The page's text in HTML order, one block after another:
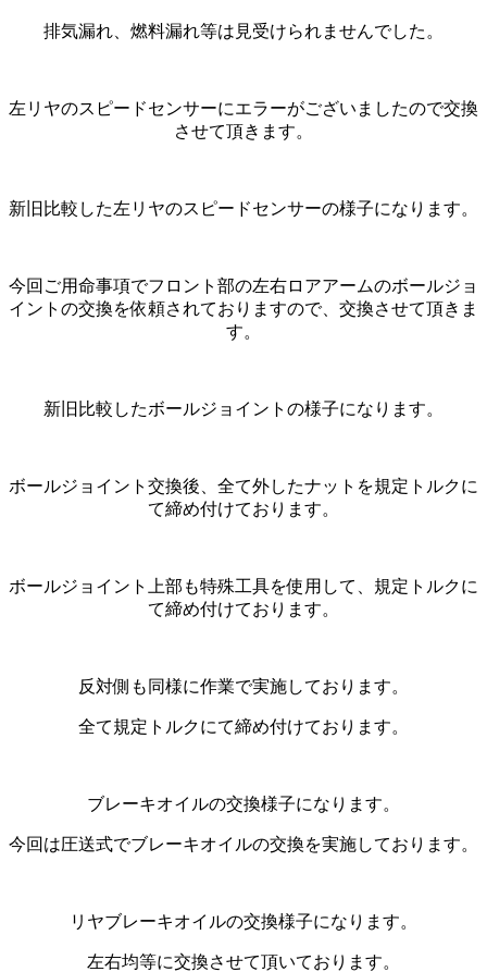
排気漏れ、燃料漏れ等は見受けられませんでした。
左リヤのスピードセンサーにエラーがございましたので交換
させて頂きます。
新旧比較した左リヤのスピードセンサーの様子になります。
今回ご用命事項でフロント部の左右ロアアームのボールジョ
イントの交換を依頼されておりますので、交換させて頂きま
す。
新旧比較したボールジョイントの様子になります。
ボールジョイント交換後、全て外したナットを規定トルクに
て締め付けております。
ボールジョイント上部も特殊工具を使用して、規定トルクに
て締め付けております。
反対側も同様に作業で実施しております。
全て規定トルクにて締め付けております。
ブレーキオイルの交換様子になります。
今回は圧送式でブレーキオイルの交換を実施しております。
リヤブレーキオイルの交換様子になります。
左右均等に交換させて頂いております。